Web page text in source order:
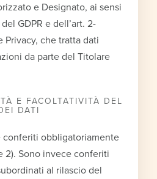
e Designato, ai sensi
GDPR e dell’art. 2-
Privacy, che tratta dati
da parte del Titolare
E FACOLTATIVITÀ DEL
DATI
conferiti obbligatoriamente
2). Sono invece conferiti
al rilascio del